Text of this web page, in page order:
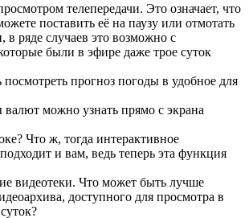
телепередачи. Это означает, что
поставить её на паузу или отмотать
в ряде случаев это возможно с
были в эфире даже трое суток
прогноз погоды в удобное для
валют можно узнать прямо с экрана
Что ж, тогда интерактивное
и вам, ведь теперь эта функция
видеотеки. Что может быть лучше
доступного для просмотра в